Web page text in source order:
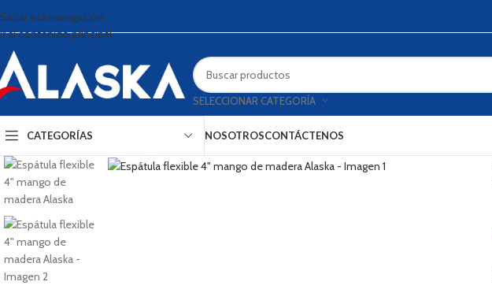
Saltar a la navegación
Ir al contenido principal
SELECCIONAR CATEGORÍA
CATEGORÍAS NOSOTROSCONTÁCTENOS
Haga clic para ampliar